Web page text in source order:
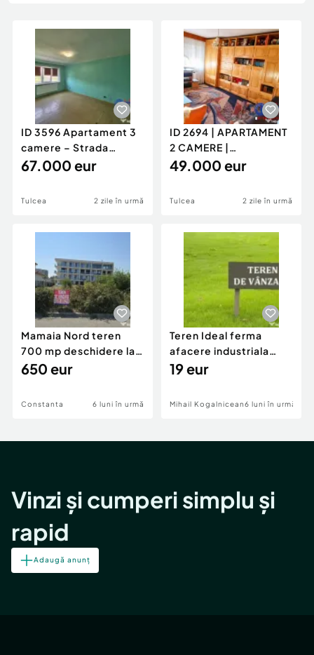
Afaceri și echipamente profesionale
Inchiriere Bunuri si Vehicule
Piese auto si accesorii
Dacia Duster
ID 3596 Apartament 3
camere – Strada
Sabinelor
67.000 eur
Tulcea 2 zile în urmă
ID 2694 | APARTAMENT
2 CAMERE |
DECOMANDAT |
49.000 eur
Tulcea 2 zile în urmă
Mamaia Nord teren
700 mp deschidere la
D24 si D25
650 eur
Constanta 6 luni în urmă
Teren Ideal ferma
afacere industriala
deschidere 71 ml la
19 eur
Mihail Kogalniceanu6 luni în urmă
Vinzi și cumperi simplu și
rapid
Adaugă anunț